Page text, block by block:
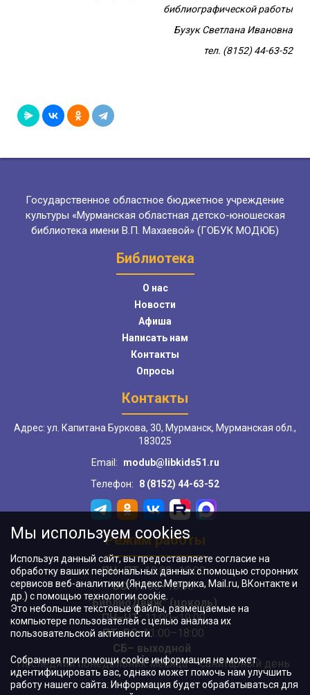
библиографической работы
Бузук Светлана Ивановна
тел. (8152) 44-63-52
Государственное областное бюджетное учреждение
культуры «Мурманская областная детско-юношеская
библиотека имени В.П. Махаевой» (ГОБУК МОДЮБ)
Библиотека
О нас
Новости
Афиша
Написать нам
Контакты
Опросы
Контакты
Адрес: ул. Капитана Буркова, 30, Мурманск, Мурманская обл.,
183025
Email:
modub@libkids51.ru
Телефон:
8 (8152) 44-63-52
Режим работы
ПН–ПТ:10:00–18:00
ВС:11:00–18:00
"БиблиоДвиж" (цоколь):
ПН–ЧТ:11:00–19:00
ПТ, ВС:11:00–18:00
СБ– выходной
Последний понедельник месяца – санитарный день
Мы используем cookies
Используя данный сайт, вы предоставляете согласие на
обработку ваших персональных данных с помощью сторонних
сервисов веб-аналитики (Яндекс.Метрика, Mail.ru, ВКонтакте и
др.) с помощью технологии cookie.
Это небольшие текстовые файлы, размещаемые на
компьютере пользователей с целью анализа их
пользовательской активности.
Собранная при помощи cookie информация не может
идентифицировать вас, однако может помочь нам улучшить
работу нашего сайта. Информация будет обрабатываться для